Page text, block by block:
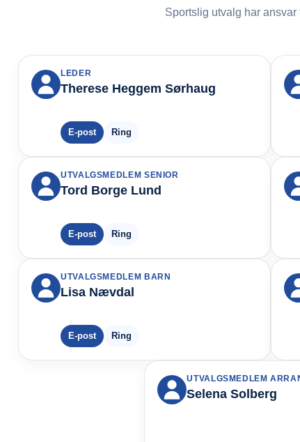
Sportslig utvalg har
LEDER
Therese Heggem Sørhaug
E-post Ring
UTVALGSMEDLEM SENIOR
Tord Borge Lund
E-post Ring
UTVALGSMEDLEM BARN
Lisa Nævdal
E-post Ring
UTVALGSMEDLEM
Selena Solberg